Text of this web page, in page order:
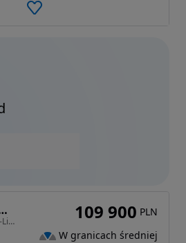
Performance Line
1499 cm3 • 130 KM • 18.T-KM*PanaCotta+*Performance-LiNE*Virtual*LED*Kamera*BLiS*Lane ASS 109 900 PLN
W granicach średniej